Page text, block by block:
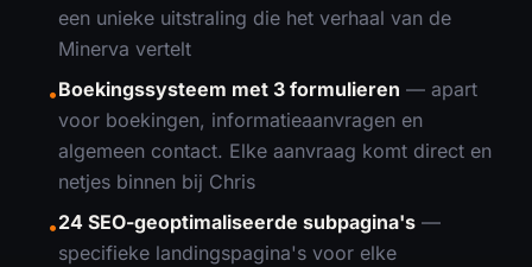
een unieke uitstraling die het verhaal van de
Minerva vertelt
•Boekingssysteem met 3 formulieren — apart
voor boekingen, informatieaanvragen en
algemeen contact. Elke aanvraag komt direct en
netjes binnen bij Chris
•24 SEO-geoptimaliseerde subpagina's —
specifieke landingspagina's voor elke